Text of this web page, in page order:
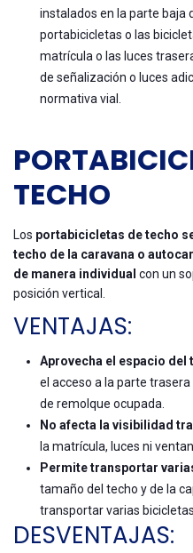
instalados en la parte baja
portabicicletas o las
matrícula o las luces
de señalización o luces
normativa vial.
TECHO
Los portabicicletas de techo
techo de la caravana o
de manera individual con un
posición vertical.
VENTAJAS:
Aprovecha el espacio del
el acceso a la parte
de remolque ocupada.
No afecta la visibilidad
la matrícula, luces ni
Permite transportar
tamaño del techo y de la
transportar varias
DESVENTAJAS: